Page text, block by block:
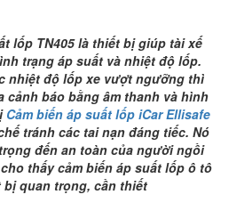
lốp TN405 là thiết bị giúp tài xế
trạng áp suất và nhiệt độ lốp.
nhiệt độ lốp xe vượt ngưỡng thì
cảnh báo bằng âm thanh và hình
Cảm biến áp suất lốp iCar Ellisafe
tránh các tai nạn đáng tiếc. Nó
đến an toàn của người ngồi
thấy cảm biến áp suất lốp ô tô
bị quan trọng, cần thiết